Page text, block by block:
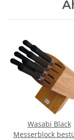
Wasabi Black
Messerblock